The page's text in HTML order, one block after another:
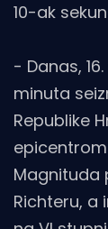
10-ak
- Danas,
minuta
Republike
epicentrom
Magnituda
Richteru, a